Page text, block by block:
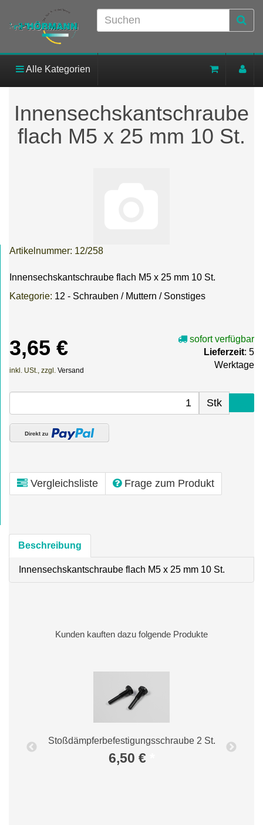
Alle Kategorien
Innensechskantschraube
flach M5 x 25 mm 10 St.
Artikelnummer: 12/258
Innensechskantschraube flach M5 x 25 mm 10 St.
Kategorie: 12 - Schrauben / Muttern / Sonstiges
3,65 €
inkl. USt., zzgl. Versand
sofort verfügbar
Lieferzeit: 5
Werktage
Stk
Vergleichsliste Frage zum Produkt
Beschreibung
Innensechskantschraube flach M5 x 25 mm 10 St.
Kunden kauften dazu folgende Produkte
Stoßdämpferbefestigungsschraube 2 St.
6,50 €